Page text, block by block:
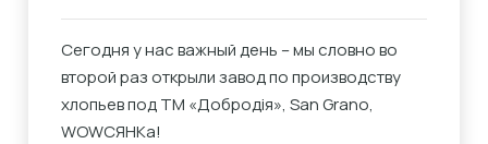
Сегодня у нас важный день – мы словно во
второй раз открыли завод по производству
хлопьев под ТМ «Добродія», San Grano,
WOWСЯНКа!